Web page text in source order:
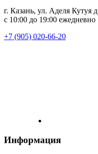
г. Казань, ул. Аделя Кутуя
с 10:00 до 19:00 ежедневно
+7 (905) 020-66-20
Информация